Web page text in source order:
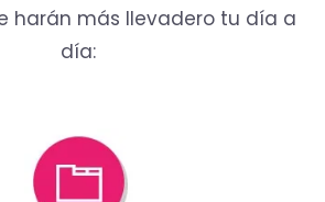
harán más llevadero tu día a
día: